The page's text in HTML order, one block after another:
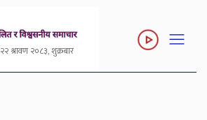
२२ श्रावण २०८३, शुक्रबार